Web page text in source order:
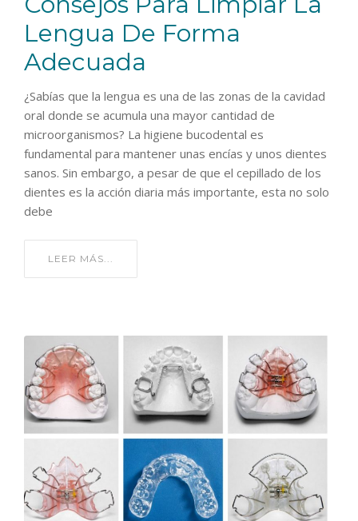
Lengua De Forma
Adecuada
¿Sabías que la lengua es una de las zonas de la cavidad
oral donde se acumula una mayor cantidad de
microorganismos? La higiene bucodental es
fundamental para mantener unas encías y unos dientes
sanos. Sin embargo, a pesar de que el cepillado de los
dientes es la acción diaria más importante, esta no solo
debe
LEER MÁS...